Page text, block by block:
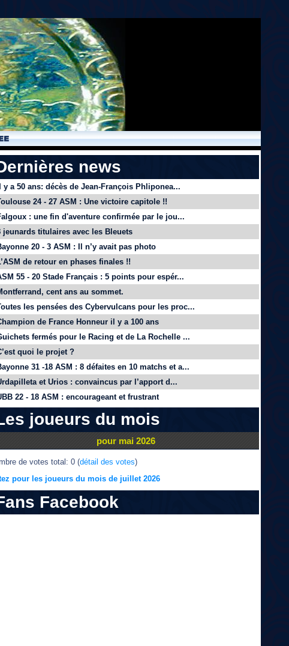
news
Il y a 50 ans: décès de Jean-François Phliponea...
24 - 27 ASM : Une victoire capitole !!
: une fin d'aventure confirmée par le jou...
jeunards titulaires avec les Bleuets
20 - 3 ASM : Il n’y avait pas photo
de retour en phases finales !!
55 - 20 Stade Français : 5 points pour espér...
cent ans au sommet.
les pensées des Cybervulcans pour les proc...
de France Honneur il y a 100 ans
fermés pour le Racing et de La Rochelle ...
quoi le projet ?
31 -18 ASM : 8 défaites en 10 matchs et a...
et Urios : convaincus par l’apport d...
22 - 18 ASM : encourageant et frustrant
joueurs du mois
pour mai 2026
de votes total: 0 (détail des votes)
pour les joueurs du mois de juillet 2026
Facebook